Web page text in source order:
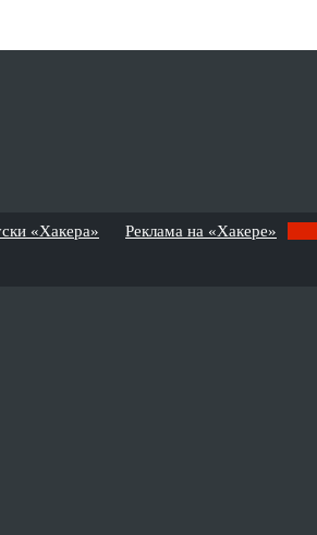
«Хакера» Реклама на «Хакере»